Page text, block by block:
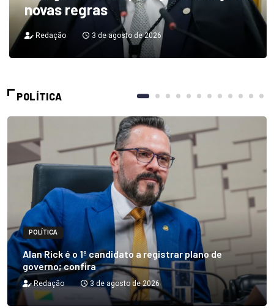
novas regras
Redação 3 de agosto de 2026
POLÍTICA
POLÍTICA
Alan Rick é o 1º candidato a registrar plano de
governo; confira
Redação 3 de agosto de 2026